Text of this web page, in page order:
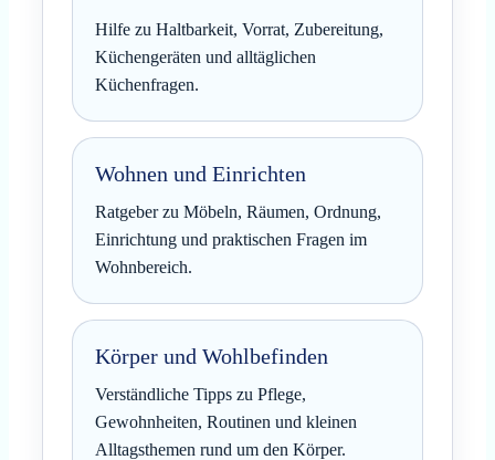
Hilfe zu Haltbarkeit, Vorrat, Zubereitung,
Küchengeräten und alltäglichen
Küchenfragen.
Wohnen und Einrichten
Ratgeber zu Möbeln, Räumen, Ordnung,
Einrichtung und praktischen Fragen im
Wohnbereich.
Körper und Wohlbefinden
Verständliche Tipps zu Pflege,
Gewohnheiten, Routinen und kleinen
Alltagsthemen rund um den Körper.